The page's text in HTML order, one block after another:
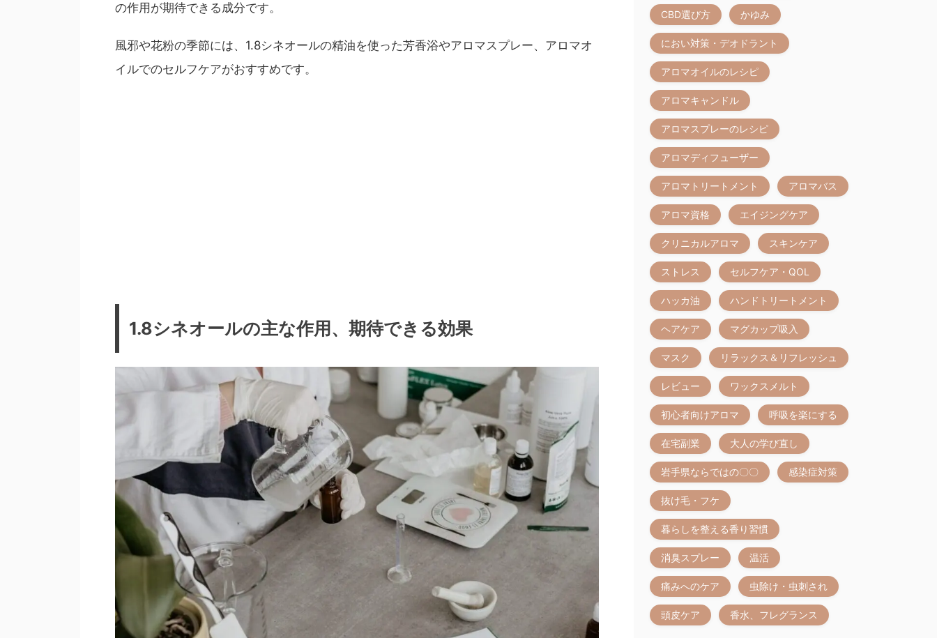
の作用が期待できる成分です。
風邪や花粉の季節には、1.8シネオールの精油を使った芳香浴やアロマスプレー、アロマオ
イルでのセルフケアがおすすめです。
1.8シネオールの主な作用、期待できる効果
CBD選び方 かゆみ
におい対策・デオドラント
アロマオイルのレシピ
アロマキャンドル
アロマスプレーのレシピ
アロマディフューザー
アロマトリートメント アロマバス
アロマ資格 エイジングケア
クリニカルアロマ スキンケア
ストレス セルフケア・QOL
ハッカ油 ハンドトリートメント
ヘアケア マグカップ吸入
マスク リラックス＆リフレッシュ
レビュー ワックスメルト
初心者向けアロマ 呼吸を楽にする
在宅副業 大人の学び直し
岩手県ならではの〇〇 感染症対策
抜け毛・フケ
暮らしを整える香り習慣
消臭スプレー 温活
痛みへのケア 虫除け・虫刺され
頭皮ケア 香水、フレグランス